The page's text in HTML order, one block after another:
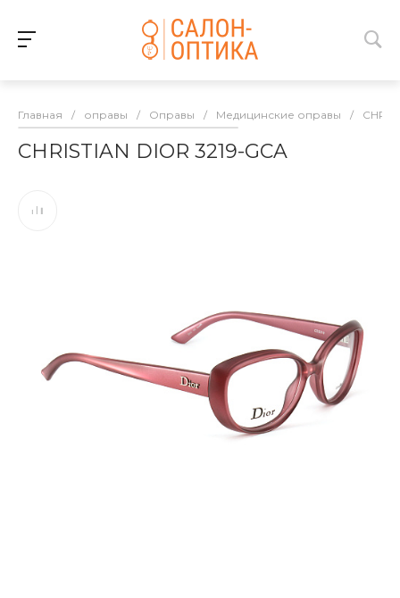
Главная / оправы / Оправы / Медицинские оправы /
CHRISTIAN DIOR 3219-GCA